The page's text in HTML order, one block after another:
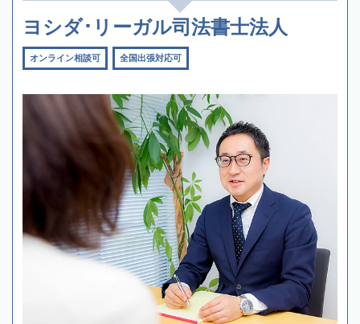
ヨシダ･リーガル司法書士法人
オンライン相談可 全国出張対応可